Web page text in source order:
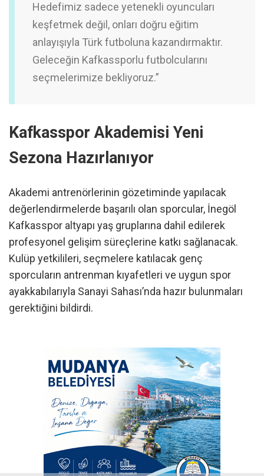
Hedefimiz sadece yetenekli oyuncuları
keşfetmek değil, onları doğru eğitim
anlayışıyla Türk futboluna kazandırmaktır.
Geleceğin Kafkassporlu futbolcularını
seçmelerimize bekliyoruz.”
Kafkasspor Akademisi Yeni
Sezona Hazırlanıyor
Akademi antrenörlerinin gözetiminde yapılacak
değerlendirmelerde başarılı olan sporcular, İnegöl
Kafkasspor altyapı yaş gruplarına dahil edilerek
profesyonel gelişim süreçlerine katkı sağlanacak.
Kulüp yetkilileri, seçmelere katılacak genç
sporcuların antrenman kıyafetleri ve uygun spor
ayakkabılarıyla Sanayi Sahası’nda hazır bulunmaları
gerektiğini bildirdi.